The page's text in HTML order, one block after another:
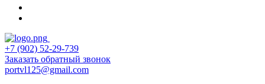
+7 (902) 52-29-739
Заказать обратный звонок
portvl125@gmail.com